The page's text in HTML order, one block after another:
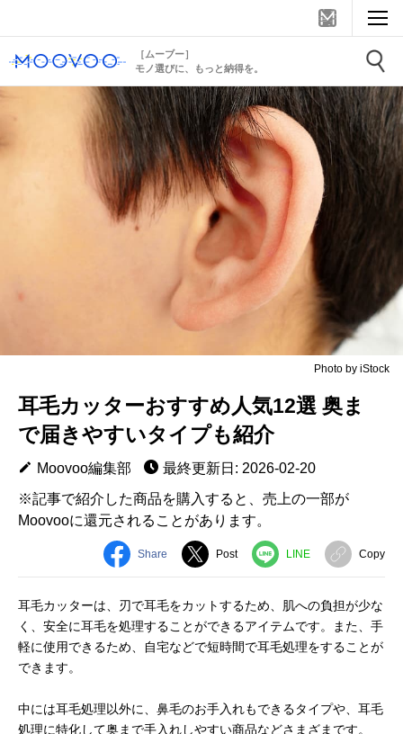
［ムーブー］
モノ選びに、もっと納得を。
Photo by iStock
耳毛カッターおすすめ人気12選 奥ま
で届きやすいタイプも紹介
Moovoo編集部
最終更新日: 2026-02-20
※記事で紹介した商品を購入すると、売上の一部が
Moovooに還元されることがあります。
Share Post LINE Copy
耳毛カッターは、刃で耳毛をカットするため、肌への負担が少な
く、安全に耳毛を処理することができるアイテムです。また、手
軽に使用できるため、自宅などで短時間で耳毛処理をすることが
できます。
中には耳毛処理以外に、鼻毛のお手入れもできるタイプや、耳毛
処理に特化して奥まで手入れしやすい商品などさまざまです。